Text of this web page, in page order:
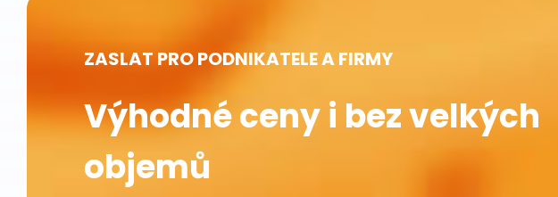
ZASLAT PRO PODNIKATELE A FIRMY
Výhodné ceny i bez velkých
objemů